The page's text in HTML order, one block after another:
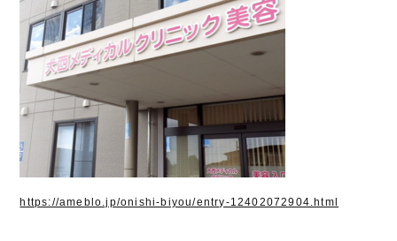
https://ameblo.jp/onishi-biyou/entry-12402072904.html